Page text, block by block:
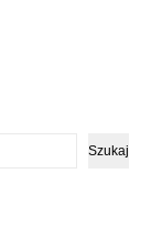
Szukaj